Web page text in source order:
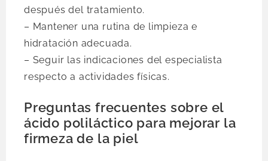
después del tratamiento.
– Mantener una rutina de limpieza e
hidratación adecuada.
– Seguir las indicaciones del especialista
respecto a actividades físicas.
Preguntas frecuentes sobre el
ácido poliláctico para mejorar la
firmeza de la piel